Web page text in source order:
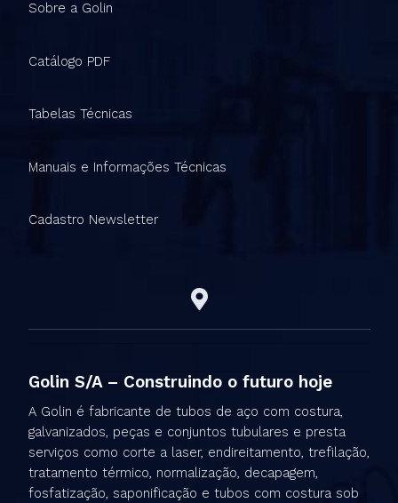
Sobre a Golin
Catálogo PDF
Tabelas Técnicas
Manuais e Informações Técnicas
Cadastro Newsletter
Golin S/A – Construindo o futuro hoje
A Golin é fabricante de tubos de aço com costura,
galvanizados, peças e conjuntos tubulares e presta
serviços como corte a laser, endireitamento, trefilação,
tratamento térmico, normalização, decapagem,
fosfatização, saponificação e tubos com costura sob